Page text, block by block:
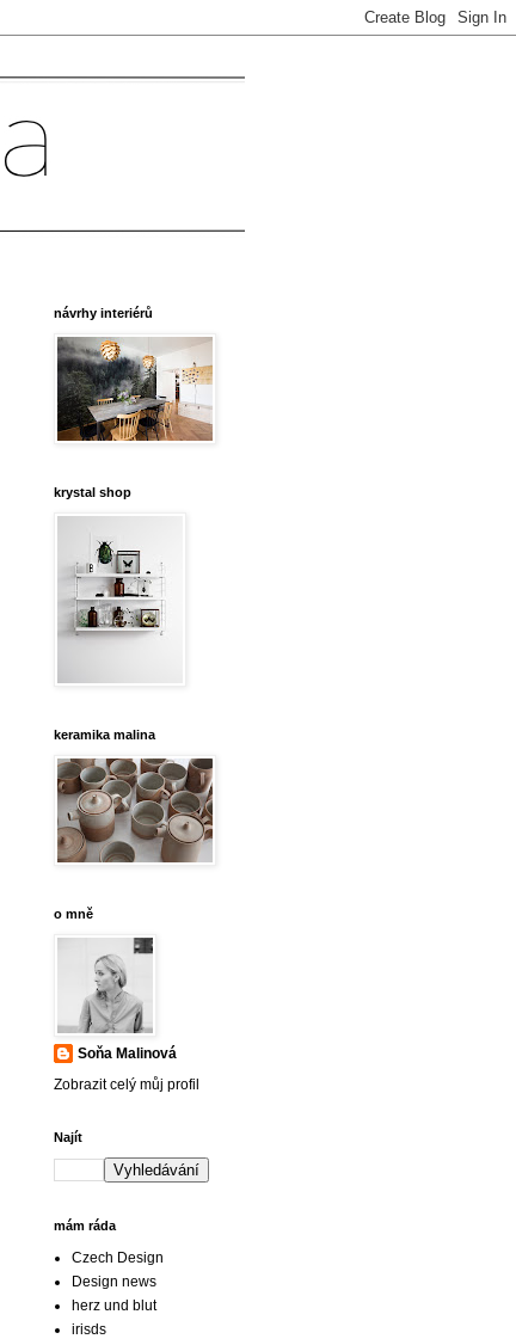
návrhy interiérů
krystal shop
keramika malina
o mně
Soňa Malinová
Zobrazit celý můj profil
Najít
mám ráda
Czech Design
Design news
herz und blut
irisds